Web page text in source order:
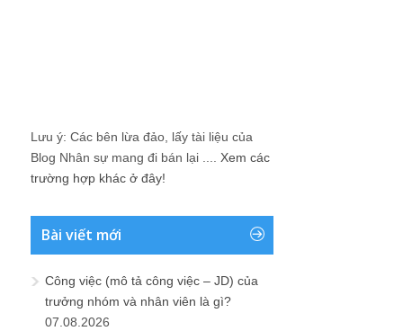
Lưu ý: Các bên lừa đảo, lấy tài liệu của
Blog Nhân sự mang đi bán lại .... Xem các
trường hợp khác ở đây!
Bài viết mới
Công việc (mô tả công việc – JD) của
trưởng nhóm và nhân viên là gì?
07.08.2026